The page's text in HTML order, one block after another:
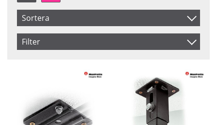
Sortera
Artikelkod
Benämning
Filter